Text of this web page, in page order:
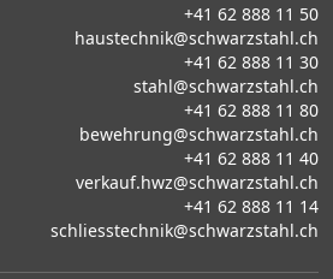
+41 62 888 11 50
haustechnik@schwarzstahl.ch
+41 62 888 11 30
stahl@schwarzstahl.ch
+41 62 888 11 80
bewehrung@schwarzstahl.ch
+41 62 888 11 40
verkauf.hwz@schwarzstahl.ch
+41 62 888 11 14
schliesstechnik@schwarzstahl.ch